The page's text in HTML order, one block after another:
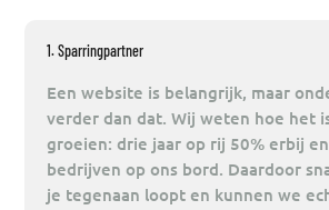
1. Sparringpartner
Een website is belangrijk, maar
verder dan dat. Wij weten hoe het
groeien: drie jaar op rij 50% erbij
bedrijven op ons bord. Daardoor
je tegenaan loopt en kunnen we